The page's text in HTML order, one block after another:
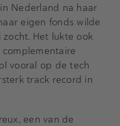
Nederland na haar
eigen fonds wilde
Het lukte ook
vooral op de tech
track record in
een van de